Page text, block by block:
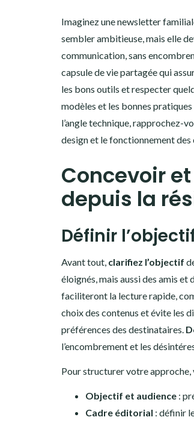
Imaginez une newsletter
sembler ambitieuse, mais elle
communication, sans
capsule de vie partagée qui
les bons outils et respecter
modèles et les bonnes
l’angle technique, rapprochez-
design et le fonctionnement des
Concevoir
depuis la
Définir
Avant tout, clarifiez l’objectif
éloignés, mais aussi des amis
faciliteront la lecture rapide,
choix des contenus et évite les
préférences des destinataires.
l’encombrement et les
Pour structurer votre approche,
Objectif et audience :
Cadre éditorial : définir